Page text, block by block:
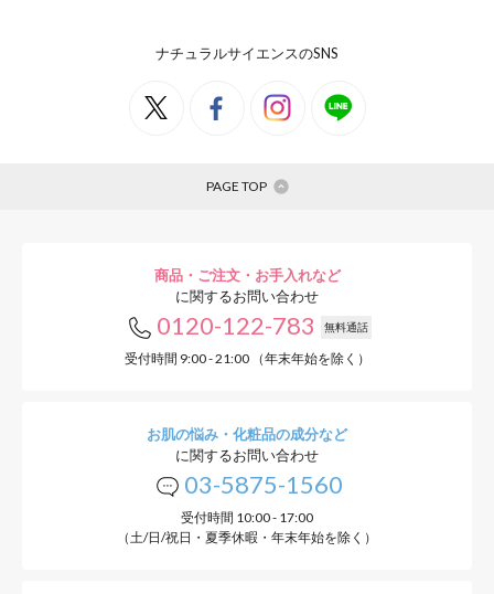
ナチュラルサイエンスのSNS
PAGE TOP
商品・ご注文・お手入れなど
に関するお問い合わせ
0120-122-783 無料通話
受付時間 9:00 - 21:00 （年末年始を除く）
お肌の悩み・化粧品の成分など
に関するお問い合わせ
03-5875-1560
受付時間 10:00 - 17:00
（土/日/祝日・夏季休暇・年末年始を除く）